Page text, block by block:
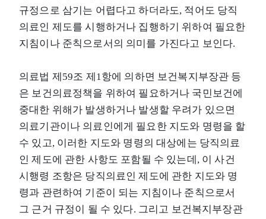
규정으로 삼기는 어렵다고 하더라도, 적어도 당직
의료인 제도를 시행하거나 집행하기 위하여 필요한
지침이나 준칙으로서의 의미를 가진다고 보인다.
의료법 제59조 제1항에 의하면 보건복지부장관 등
은 보건의료정책을 위하여 필요하거나 국민보건에
중대한 위해가 발생하거나 발생할 우려가 있으면
의료기관이나 의료인에게 필요한 지도와 명령을 할
수 있고, 이러한 지도와 명령의 대상에는 당직의료
인 제도에 관한 사항도 포함될 수 있는데, 이 사건
시행령 조항은 당직의료인 제도에 관한 지도와 명
령과 관련하여 기준이 되는 지침이나 준칙으로서
그 근거 규정이 될 수 있다. 그리고 보건복지부장관